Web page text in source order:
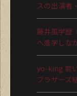
スの出演者
藤井風学歴
へ進学しな
yo-king 若
ブラザーズ